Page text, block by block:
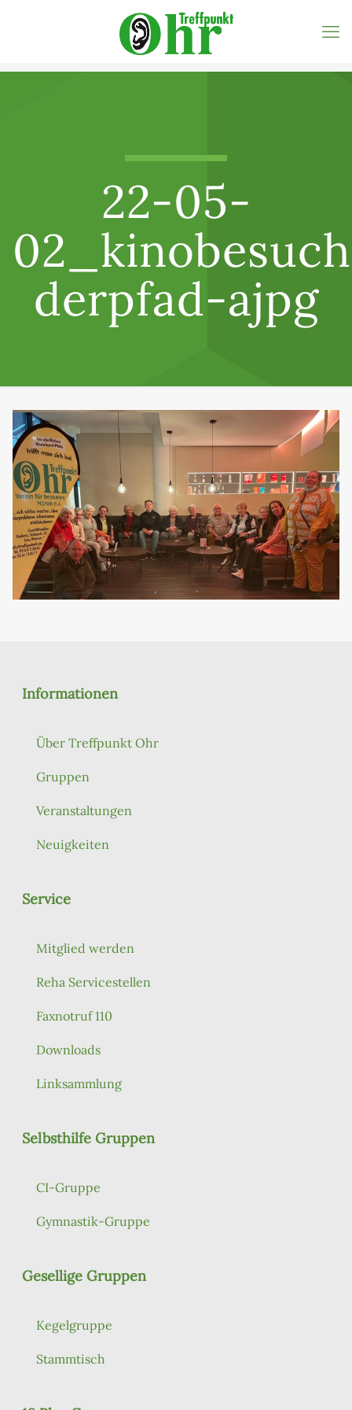
22-05-
derpfad-ajpg
Informationen
Über Treffpunkt Ohr
Gruppen
Veranstaltungen
Neuigkeiten
Service
Mitglied werden
Reha Servicestellen
Faxnotruf 110
Downloads
Linksammlung
Selbsthilfe Gruppen
CI-Gruppe
Gymnastik-Gruppe
Gesellige Gruppen
Kegelgruppe
Stammtisch